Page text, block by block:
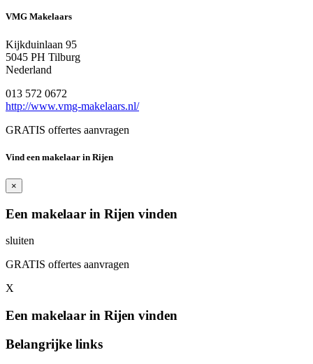
VMG Makelaars
Kijkduinlaan 95
5045 PH Tilburg
Nederland
013 572 0672
http://www.vmg-makelaars.nl/
GRATIS offertes aanvragen
Vind een makelaar in Rijen
×
Een makelaar in Rijen vinden
sluiten
GRATIS offertes aanvragen
X
Een makelaar in Rijen vinden
Belangrijke links